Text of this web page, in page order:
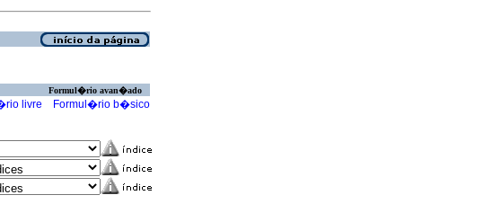
Formul�rio avan�ado
livre Formul�rio b�sico